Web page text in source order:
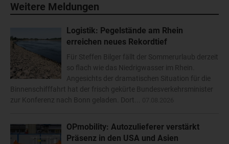
Weitere Meldungen
Logistik: Pegelstände am Rhein
erreichen neues Rekordtief
Für Steffen Bilger fällt der Sommerurlaub derzeit
so flach wie das Niedrigwasser im Rhein.
Angesichts der dramatischen Situation für die
Binnenschifffahrt hat der frisch gekürte Bundesverkehrsminister
zur Konferenz nach Bonn geladen. Dort...
OPmobility: Autozulieferer verstärkt
Präsenz in den USA und Asien